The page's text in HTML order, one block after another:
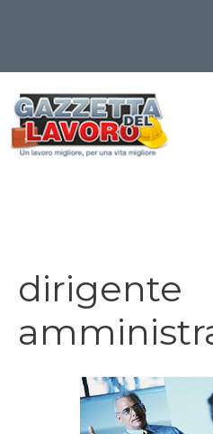
contenuto
dirigente